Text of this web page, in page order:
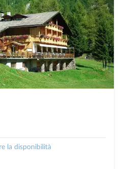
la disponibilità